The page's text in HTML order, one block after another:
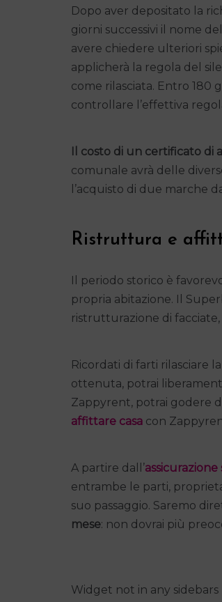
Dopo aver depositato la
giorni successivi il nome
avere chiedere ulteriori
applicherà la regola del
come rilasciata. Entro 180
controllare l’effettiva
Il costo di un certificato di
comunale avrà delle
l’acquisto di due marche
Ristruttura e
Il periodo storico è
propria abitazione. Il
ristrutturazione di
Ricordati di farti rilasciare
ottenuta, potrai
Zappyrent, potrai godere
affittare casa con
A partire dall’
entrambe le parti,
suo passaggio. Saremo
mese: non dovrai più
Widget not in any sidebars